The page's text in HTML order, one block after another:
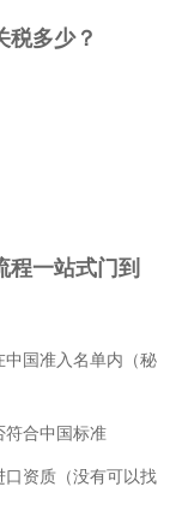
税多少？
程一站式门到
国准入名单内（秘
合中国标准
资质（没有可以找